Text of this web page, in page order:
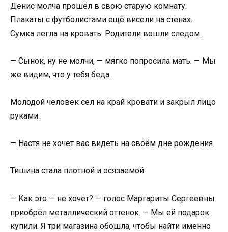
Денис молча прошёл в свою старую комнату.
Плакаты с футболистами ещё висели на стенах.
Сумка легла на кровать. Родители вошли следом.
— Сынок, ну не молчи, — мягко попросила мать. — Мы
же видим, что у тебя беда.
Молодой человек сел на край кровати и закрыл лицо
руками.
— Настя не хочет вас видеть на своём дне рождения.
Тишина стала плотной и осязаемой.
— Как это — не хочет? — голос Маргариты Сергеевны
приобрёл металлический оттенок. — Мы ей подарок
купили. Я три магазина обошла, чтобы найти именно